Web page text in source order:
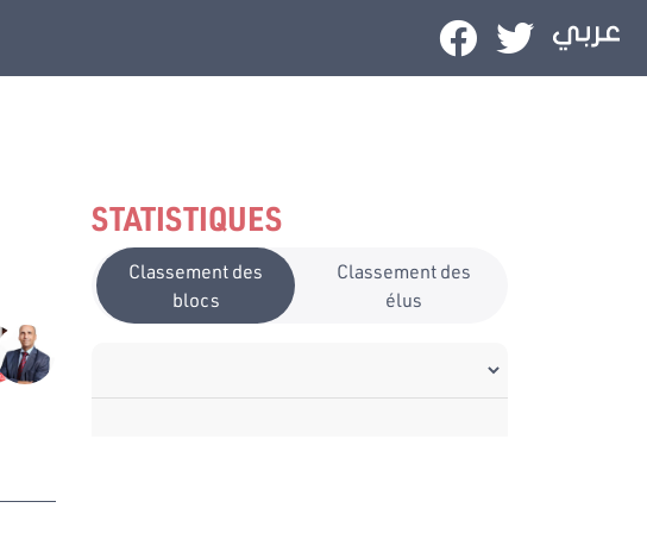
STATISTIQUES
Classement des
blocs
Classement des
élus